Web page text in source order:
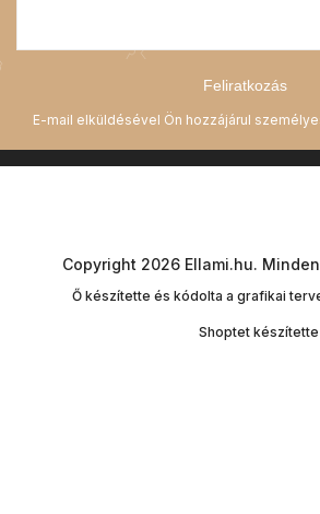
Feliratkozás
Shoptet készítette
Copyright 2026 Ellami.hu.
Ő készítette és kódolta a grafikai